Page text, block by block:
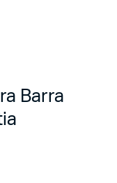
Barra